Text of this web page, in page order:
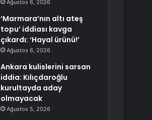
Ağustos 6, 2026
‘Marmara’nın altı ateş
topu’ iddiası kavga
çıkardı: ‘Hayal ürünü!’
Ağustos 6, 2026
Ankara kulislerini sarsan
iddia: Kılıçdaroğlu
kurultayda aday
olmayacak
Ağustos 5, 2026